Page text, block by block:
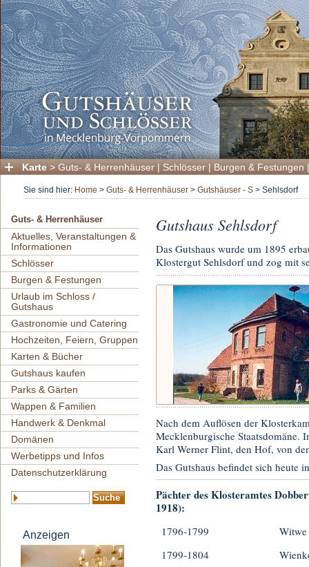
Karte > Guts- & Herrenhäuser | Schlösser | Burgen & Festungen
Sie sind hier: Home > Guts- & Herrenhäuser > Gutshäuser - S > Sehlsdorf
Guts- & Herrenhäuser
Aktuelles, Veranstaltungen &
Informationen
Schlösser
Burgen & Festungen
Urlaub im Schloss /
Gutshaus
Gastronomie und Catering
Hochzeiten, Feiern, Gruppen
Karten & Bücher
Gutshaus kaufen
Parks & Gärten
Wappen & Familien
Handwerk & Denkmal
Domänen
Werbetipps und Infos
Datenschutzerklärung
Anzeigen
Gutshaus Sehlsdorf
Das Gutshaus wurde um 1895
Klostergut Sehlsdorf und zog mit
Nach dem Auflösen der
Mecklenburgische Staatsdomäne.
Karl Werner Flint, den Hof, von
Das Gutshaus befindet sich heute
Pächter des Klosteramtes
1918):
1796-1799
Witwe
1799-1804